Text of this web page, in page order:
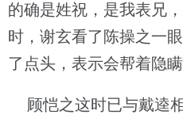
的确是姓祝，是我表兄
时，谢玄看了陈操之一
了点头，表示会帮着隐
顾恺之这时已与戴逵